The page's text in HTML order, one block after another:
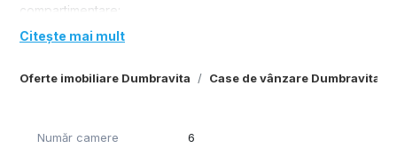
Oferte imobiliare Dumbravita Case de vânzare Dumbravita
compartimentare:
-Parter
-hol acces
-dormitor matrimonial cu baie proprie si dressing
-loc de luat masa
Citește mai mult
Număr camere 6